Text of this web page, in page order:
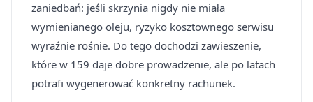
zaniedbań: jeśli skrzynia nigdy nie miała
wymienianego oleju, ryzyko kosztownego serwisu
wyraźnie rośnie. Do tego dochodzi zawieszenie,
które w 159 daje dobre prowadzenie, ale po latach
potrafi wygenerować konkretny rachunek.